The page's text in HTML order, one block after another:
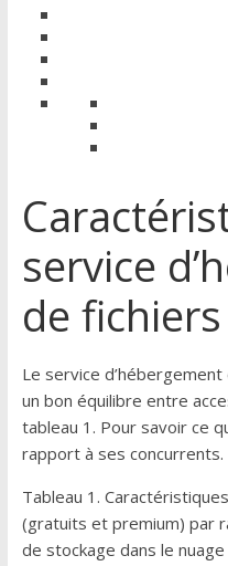
service
de
Le service
un bon équilibre entre
tableau 1. Pour savoir ce
rapport à ses concurrents.
Tableau 1.
(gratuits et premium) par
de stockage dans le nuage